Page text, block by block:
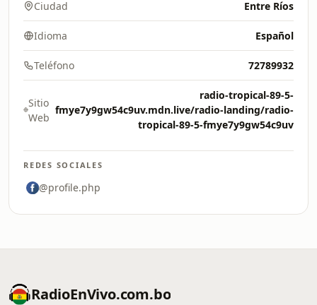
Ciudad Entre Ríos
Idioma Español
Teléfono 72789932
Sitio
Web
radio-tropical-89-5-
fmye7y9gw54c9uv.mdn.live/radio-landing/radio-
tropical-89-5-fmye7y9gw54c9uv
REDES SOCIALES
@profile.php
RadioEnVivo.com.bo